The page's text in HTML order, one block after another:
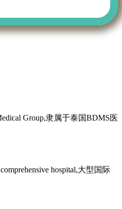
Group,隶属于泰国BDMS医
hospital,大型国际